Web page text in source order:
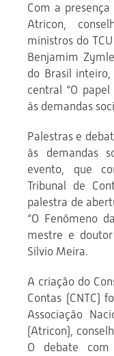
Com a
Atricon,
ministros do
Benjamim
do Brasil
central “O
às demandas
Palestras e
às demandas
evento, que
Tribunal de
palestra de
“O Fenômeno
mestre e
Sílvio Meira.
A criação do
Contas (CNTC)
Associação
(Atricon),
O debate